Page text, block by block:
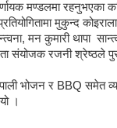
मण्डलमा
मुकुन्द
मन कुमारी थापा
संयोजक रजनी श्रेष्ठले
भोजन र BBQ समेत
।